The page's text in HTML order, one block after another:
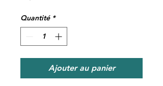
Quantité *
Ajouter au panier